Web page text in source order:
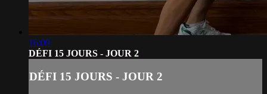
16:09
DÉFI 15 JOURS - JOUR 2
DÉFI 15 JOURS - JOUR 2